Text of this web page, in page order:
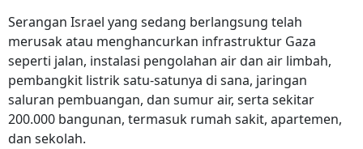
Serangan Israel yang sedang berlangsung telah
merusak atau menghancurkan infrastruktur Gaza
seperti jalan, instalasi pengolahan air dan air limbah,
pembangkit listrik satu-satunya di sana, jaringan
saluran pembuangan, dan sumur air, serta sekitar
200.000 bangunan, termasuk rumah sakit, apartemen,
dan sekolah.